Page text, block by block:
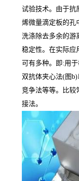
试验技术。由于抗
烯微量滴定板的孔
洗涤除去多余的游
稳定性。在实际应
可有多种。即:用
双抗体夹心法(图b)
竞争法等等。比较
接法。